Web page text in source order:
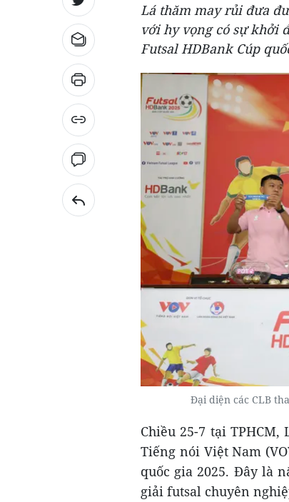
Lá thăm may rủi đưa
với hy vọng có sự khởi
Futsal HDBank Cúp
Đại diện các CLB
Chiều 25-7 tại
Tiếng nói Việt Nam
quốc gia 2025. Đây là
giải futsal chuyên